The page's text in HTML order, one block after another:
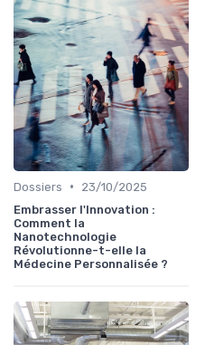
Dossiers •
23/10/2025
Embrasser l'Innovation :
Comment la
Nanotechnologie
Révolutionne-t-elle la
Médecine Personnalisée ?